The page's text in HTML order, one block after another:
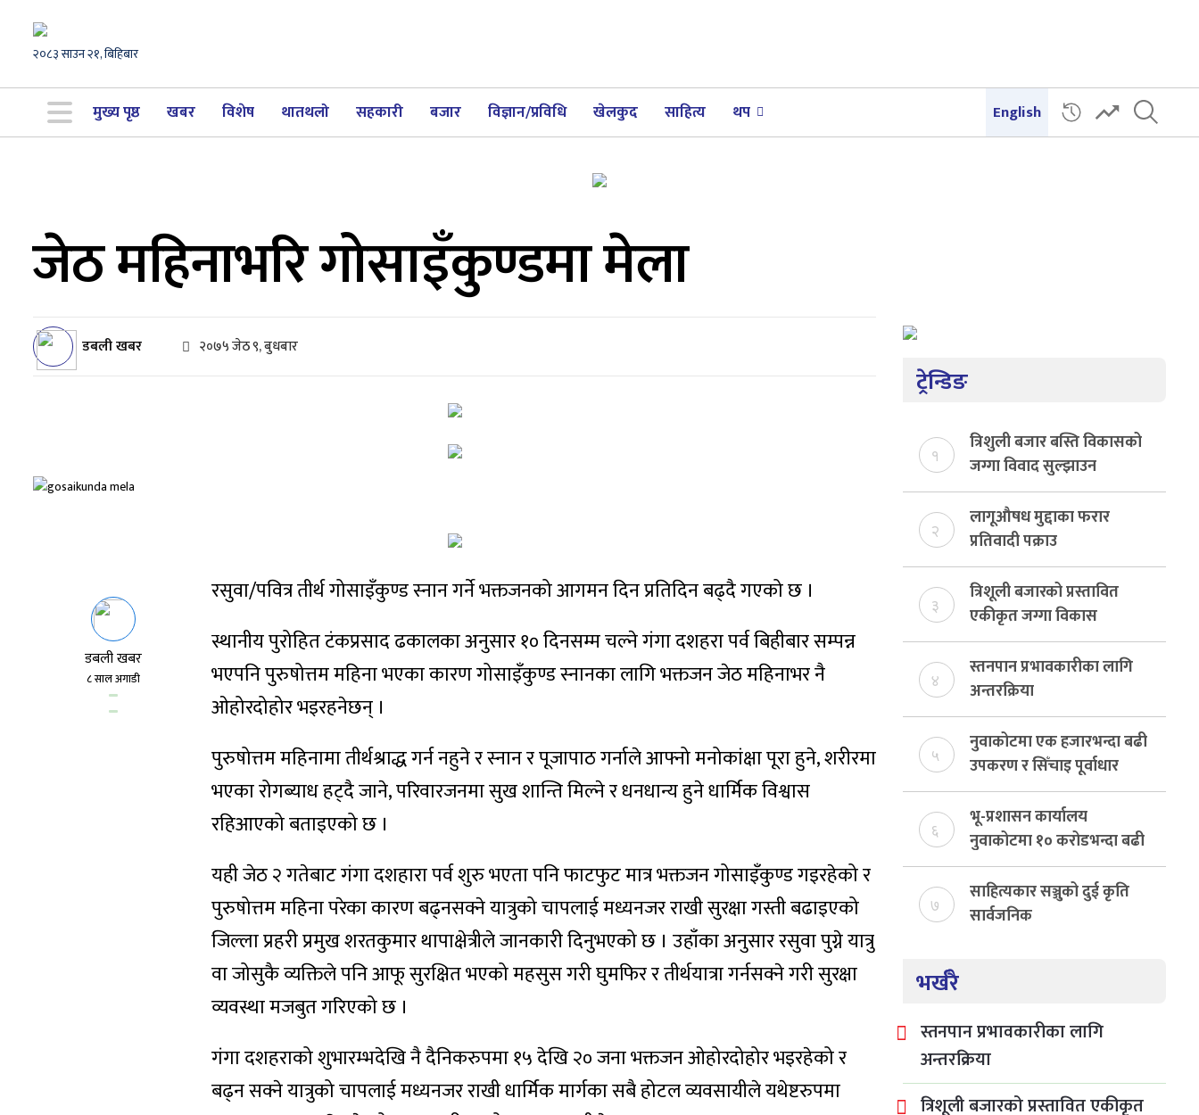
२०८३ साउन २१, बिहिबार
मुख्य पृष्ठ खबर विशेष थातथलो सहकारी बजार विज्ञान/प्रविधि खेलकुद साहित्य थप English
जेठ महिनाभरि गोसाइँकुण्डमा मेला
डबली खबर २०७५ जेठ ९, बुधबार
डबली खबर
८ साल अगाडी
रसुवा/पवित्र तीर्थ गोसाइँकुण्ड स्नान गर्ने भक्तजनको आगमन दिन प्रतिदिन बढ्दै गएको छ ।
स्थानीय पुरोहित टंकप्रसाद ढकालका अनुसार १० दिनसम्म चल्ने गंगा दशहरा पर्व बिहीबार सम्पन्न
भएपनि पुरुषोत्तम महिना भएका कारण गोसाइँकुण्ड स्नानका लागि भक्तजन जेठ महिनाभर नै
ओहोरदोहोर भइरहनेछन् ।
पुरुषोत्तम महिनामा तीर्थश्राद्ध गर्न नहुने र स्नान र पूजापाठ गर्नाले आफ्नो मनोकांक्षा पूरा हुने, शरीरमा
भएका रोगब्याध हट्दै जाने, परिवारजनमा सुख शान्ति मिल्ने र धनधान्य हुने धार्मिक विश्वास
रहिआएको बताइएको छ ।
यही जेठ २ गतेबाट गंगा दशहारा पर्व शुरु भएता पनि फाटफुट मात्र भक्तजन गोसाइँकुण्ड गइरहेको र
पुरुषोत्तम महिना परेका कारण बढ्नसक्ने यात्रुको चापलाई मध्यनजर राखी सुरक्षा गस्ती बढाइएको
जिल्ला प्रहरी प्रमुख शरतकुमार थापाक्षेत्रीले जानकारी दिनुभएको छ । उहाँका अनुसार रसुवा पुग्ने यात्रु
वा जोसुकै व्यक्तिले पनि आफू सुरक्षित भएको महसुस गरी घुमफिर र तीर्थयात्रा गर्नसक्ने गरी सुरक्षा
व्यवस्था मजबुत गरिएको छ ।
गंगा दशहराको शुभारम्भदेखि नै दैनिकरुपमा १५ देखि २० जना भक्तजन ओहोरदोहोर भइरहेको र
बढ्न सक्ने यात्रुको चापलाई मध्यनजर राखी धार्मिक मार्गका सबै होटल व्यवसायीले यथेष्टरुपमा
ट्रेन्डिङ
१
त्रिशुली बजार बस्ति विकासको
जग्गा विवाद सुल्झाउन
संयोजक तोकियो
२
लागूऔषध मुद्दाका फरार
प्रतिवादी पक्राउ
३
त्रिशूली बजारको प्रस्तावित
एकीकृत जग्गा विकास
योजनाको जग्गा विवादमा
किन?, बस्ति विकास दर्ता नभए
समिति विघटन हुने
४
स्तनपान प्रभावकारीका लागि
अन्तरक्रिया
५
नुवाकोटमा एक हजारभन्दा बढी
उपकरण र सिँचाइ पूर्वाधार
निर्माण
६
भू-प्रशासन कार्यालय
नुवाकोटमा १० करोडभन्दा बढी
राजस्व संकलन, ७४ प्रतिशत
बेरुजु फर्छयौट
७
साहित्यकार सञ्जुको दुई कृति
सार्वजनिक
भर्खरै
स्तनपान प्रभावकारीका लागि
अन्तरक्रिया
त्रिशूली बजारको प्रस्तावित एकीकृत